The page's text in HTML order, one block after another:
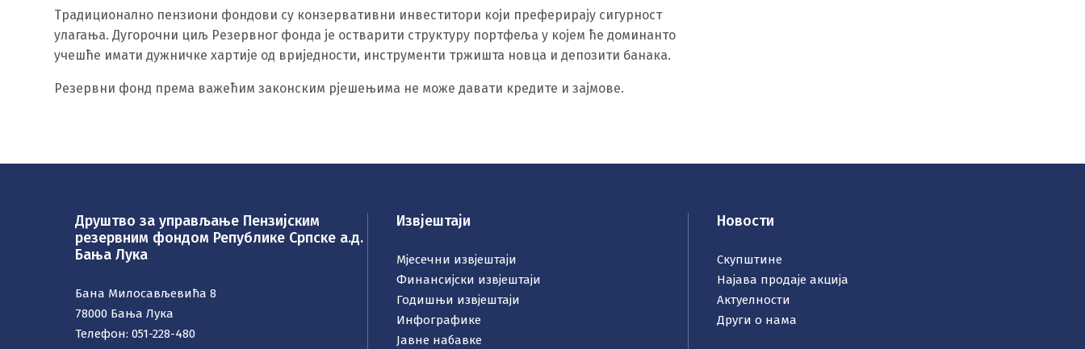
Традиционално пензиони фондови су конзервативни инвеститори који преферирају сигурност
улагања. Дугорочни циљ Резервног фонда је остварити структуру портфеља у којем ће доминанто
учешће имати дужничке хартије од вриједности, инструменти тржишта новца и депозити банака.
Резервни фонд према важећим законским рјешењима не може давати кредите и зајмове.
Друштво за управљање Пензијским
резервним фондом Републике Српске а.д.
Бања Лука
Бана Милосављевића 8
78000 Бања Лука
Телефон: 051-228-480
Извјештаји
Мјесечни извјештаји
Финансијски извјештаји
Годишњи извјештаји
Инфографике
Јавне набавке
Новости
Скупштине
Најава продаје акција
Актуелности
Други о нама